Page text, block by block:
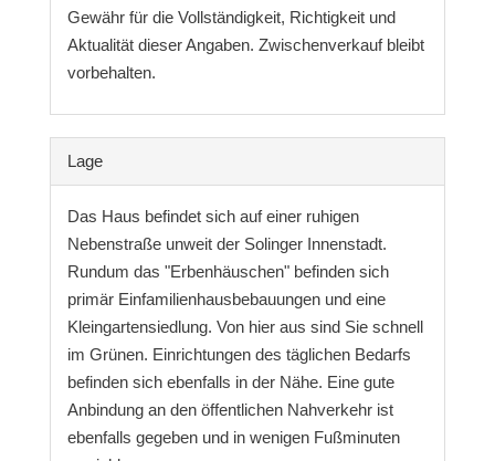
Gewähr für die Vollständigkeit, Richtigkeit und
Aktualität dieser Angaben. Zwischenverkauf bleibt
vorbehalten.
Lage
Das Haus befindet sich auf einer ruhigen
Nebenstraße unweit der Solinger Innenstadt.
Rundum das "Erbenhäuschen" befinden sich
primär Einfamilienhausbebauungen und eine
Kleingartensiedlung. Von hier aus sind Sie schnell
im Grünen. Einrichtungen des täglichen Bedarfs
befinden sich ebenfalls in der Nähe. Eine gute
Anbindung an den öffentlichen Nahverkehr ist
ebenfalls gegeben und in wenigen Fußminuten